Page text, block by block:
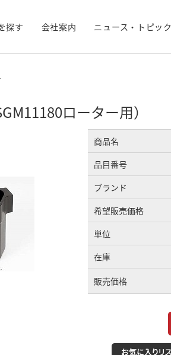
探す 会社案内 ニュース・トピック
ローター用）
商品名
品目番号
ブランド
希望販売価格
単位
在庫
販売価格